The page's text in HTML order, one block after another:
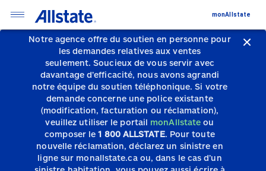
Notre agence offre du soutien en personne pour
les demandes relatives aux ventes
seulement.Soucieux de vous servir avec
davantage d’efficacité, nous avons agrandi
notre équipe du soutien téléphonique.Si votre
demande concerne une police existante
(modification, facturation ou réclamation),
veuillez utiliser le portail monAllstate ou
composer le1 800 ALLSTATE. Pour toute
nouvelle réclamation, déclarez un sinistre en
ligne sur monallstate.ca ou, dans le cas d’un
monAllstate